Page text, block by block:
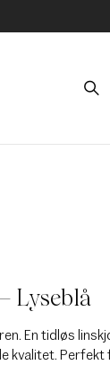
Lyseblå
En tidløs
kvalitet. Perfekt